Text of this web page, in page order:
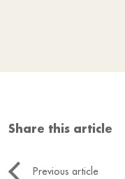
Share this article
Previous article